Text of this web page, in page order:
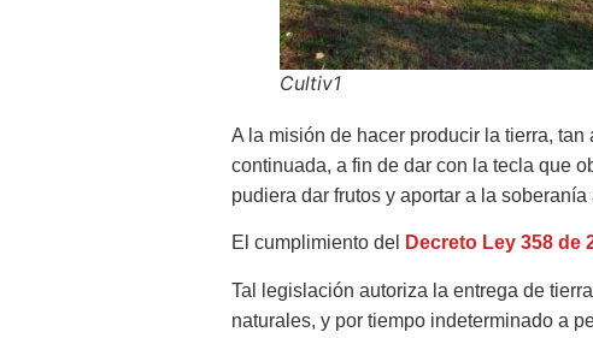
Cultiv1
A la misión de hacer producir la tierra,
continuada, a fin de dar con la tecla que
pudiera dar frutos y aportar a la soberanía
El cumplimiento del Decreto Ley 358 de
Tal legislación autoriza la entrega de
naturales, y por tiempo indeterminado a